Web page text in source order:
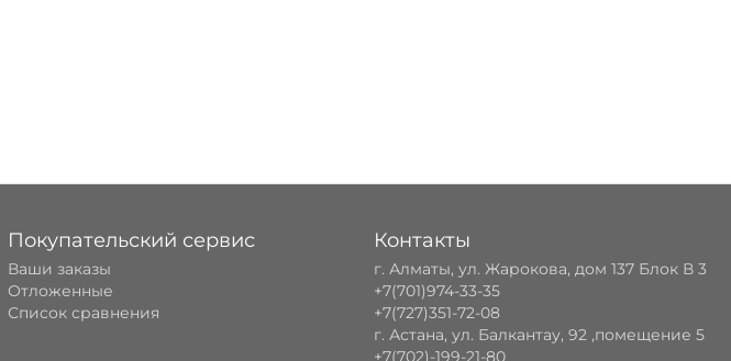
Покупательский сервис
Ваши заказы
Отложенные
Список сравнения
Контакты
г. Алматы, ул. Жарокова, дом 137 Блок В 3
+7(701)974-33-35
+7(727)351-72-08
г. Астана, ул. Балкантау, 92 ,помещение 5
+7(702)-199-21-80